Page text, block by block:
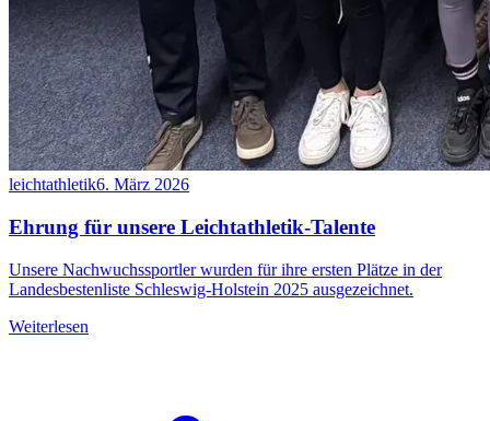
leichtathletik6. März 2026
Ehrung für unsere Leichtathletik-Talente
Unsere Nachwuchssportler wurden für ihre ersten Plätze in der
Landesbestenliste Schleswig-Holstein 2025 ausgezeichnet.
Weiterlesen